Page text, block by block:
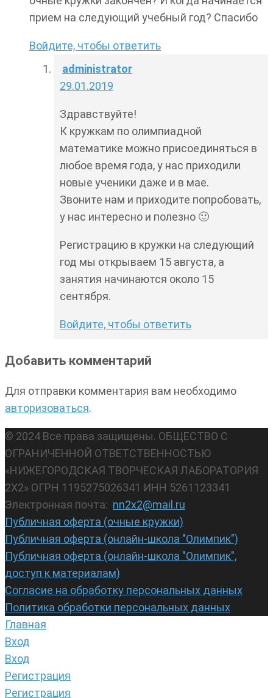
прием на следующий учебный год? Спасибо
Войдите, чтобы ответить
administrator
29.01.2019
Здравствуйте!
К кружкам по олимпиадной
математике можно присоединяться в
любое время года, у нас приходили
новые ученики даже и в мае.
Звоните нам и приходите попробовать,
у нас интересно и полезно 🙂
Регистрацию в кружки на следующий
год мы открываем 15 августа, а
занятия начинаются около 15
сентября.
Войдите, чтобы ответить
Добавить комментарий
Для отправки комментария вам необходимо
авторизоваться.
© 2024 Все права защищены. ОБЩЕСТВО С
ОГРАНИЧЕННОЙ ОТВЕТСТВЕННОСТЬЮ
«НИЖЕГОРОДСКАЯ ТВОРЧЕСКАЯ ЛАБОРАТОРИЯ
2Х2» ОГРН 1195275026341 ИНН 5261123341
Электронная почта: nn2x2@mail.ru
Публичная оферта (очные кружки)
Публичная оферта (онлайн-школа "Олимпик")
Публичная оферта (онлайн-школа "Олимпик",
доступ к материалам)
Согласие на обработку персональных данных
Политика обработки персональных данных
Главная
Вход
Вход
Регистрация
Регистрация